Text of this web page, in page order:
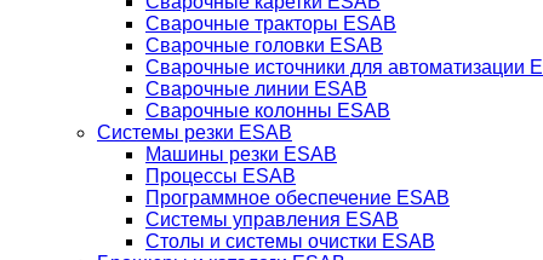
Сварочные тракторы ESAB
Сварочные головки ESAB
Сварочные источники для автоматизации
Сварочные линии ESAB
Сварочные колонны ESAB
Системы резки ESAB
Машины резки ESAB
Процессы ESAB
Программное обеспечение ESAB
Системы управления ESAB
Столы и системы очистки ESAB